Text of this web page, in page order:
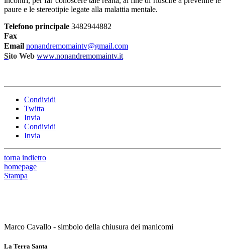
paure e le stereotipie legate alla malattia mentale.
Telefono principale 3482944882
Fax
Email nonandremomaintv@gmail.com
Sito Web www.nonandremomaintv.it
Condividi
Twitta
Invia
Condividi
Invia
torna indietro
homepage
Stampa
Marco Cavallo - simbolo della chiusura dei manicomi
La Terra Santa